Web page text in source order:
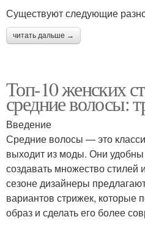
Существуют следующие
читать дальше →
Топ-10 женских
средние волосы:
Введение
Средние волосы — это
выходит из моды. Они
создавать множество стилей
сезоне дизайнеры
вариантов стрижек, которые
образ и сделать его более